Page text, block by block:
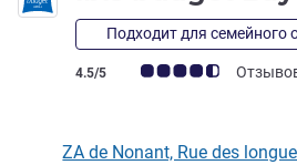
Подходит для семейного
Примечание: отзывы клиентов
4.5/5
ZA de Nonant, Rue des